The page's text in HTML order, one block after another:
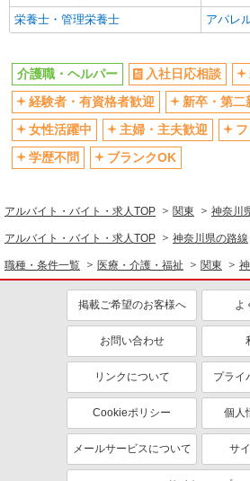
フルタイム歓迎
禁煙・
駅直結・駅チカ
車通勤
残業少なめ（月20h未満）
交通費
社会保険あり
産休・
退職金・財形貯蓄制度あり
各種手
資格取得支援制度あり
同じ職種から求人を探す
医療・介護・福
介護職・ヘルパー
同じ特徴から求人を探す
未経験歓迎
ミドル
ボーナス・賞与あり
車通勤
社会保
産休・育休取得実績あり
栄養士・管理栄養士
アパレ
介護職・ヘルパー 入社日応相談
経験者・有資格者歓迎
新卒・第二
女性活躍中
主婦・主夫歓迎
学歴不問
ブランクOK
アルバイト・バイト・求人TOP 関東 神奈川
アルバイト・バイト・求人TOP 神奈川県の路線
職種・条件一覧 医療・介護・福祉 関東
掲載ご希望のお客様へ よ
お問い合わせ
リンクについて プライ
Cookieポリシー 個人
メールサービスについて サ